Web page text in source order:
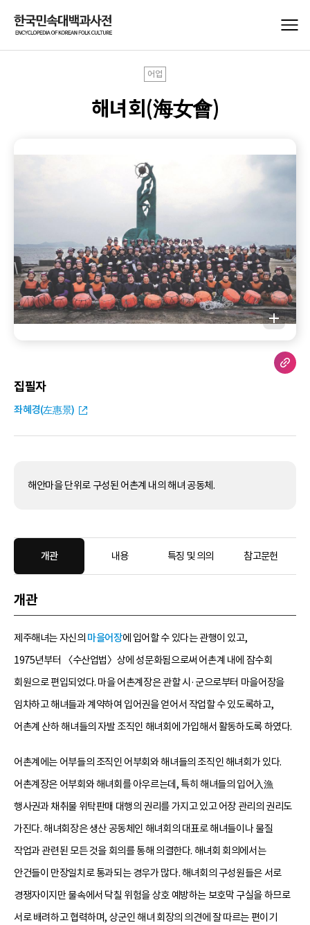
어업
해녀회(海女會)
집필자
좌혜경(左惠景)
해안마을 단위로 구성된 어촌계 내의 해녀 공동체.
개관 내용 특징 및 의의 참고문헌
개관
제주해녀는 자신의 마을어장에 입어할 수 있다는 관행이 있고,
1975년부터 〈수산업법〉상에 성문화됨으로써 어촌계 내에 잠수회
회원으로 편입되었다. 마을 어촌계장은 관할 시·군으로부터 마을어장을
임차하고 해녀들과 계약하여 입어권을 얻어서 작업할 수 있도록하고,
어촌계 산하 해녀들의 자발 조직인 해녀회에 가입해서 활동하도록 하였다.
어촌계에는 어부들의 조직인 어부회와 해녀들의 조직인 해녀회가 있다.
어촌계장은 어부회와 해녀회를 아우르는데, 특히 해녀들의 입어入漁
행사권과 채취물 위탁판매 대행의 권리를 가지고 있고 어장 관리의 권리도
가진다. 해녀회장은 생산 공동체인 해녀회의 대표로 해녀들이나 물질
작업과 관련된 모든 것을 회의를 통해 의결한다. 해녀회 회의에서는
안건들이 만장일치로 통과되는 경우가 많다. 해녀회의 구성원들은 서로
경쟁자이지만 물속에서 닥칠 위험을 상호 예방하는 보호막 구실을 하므로
서로 배려하고 협력하며, 상군인 해녀 회장의 의견에 잘 따르는 편이기